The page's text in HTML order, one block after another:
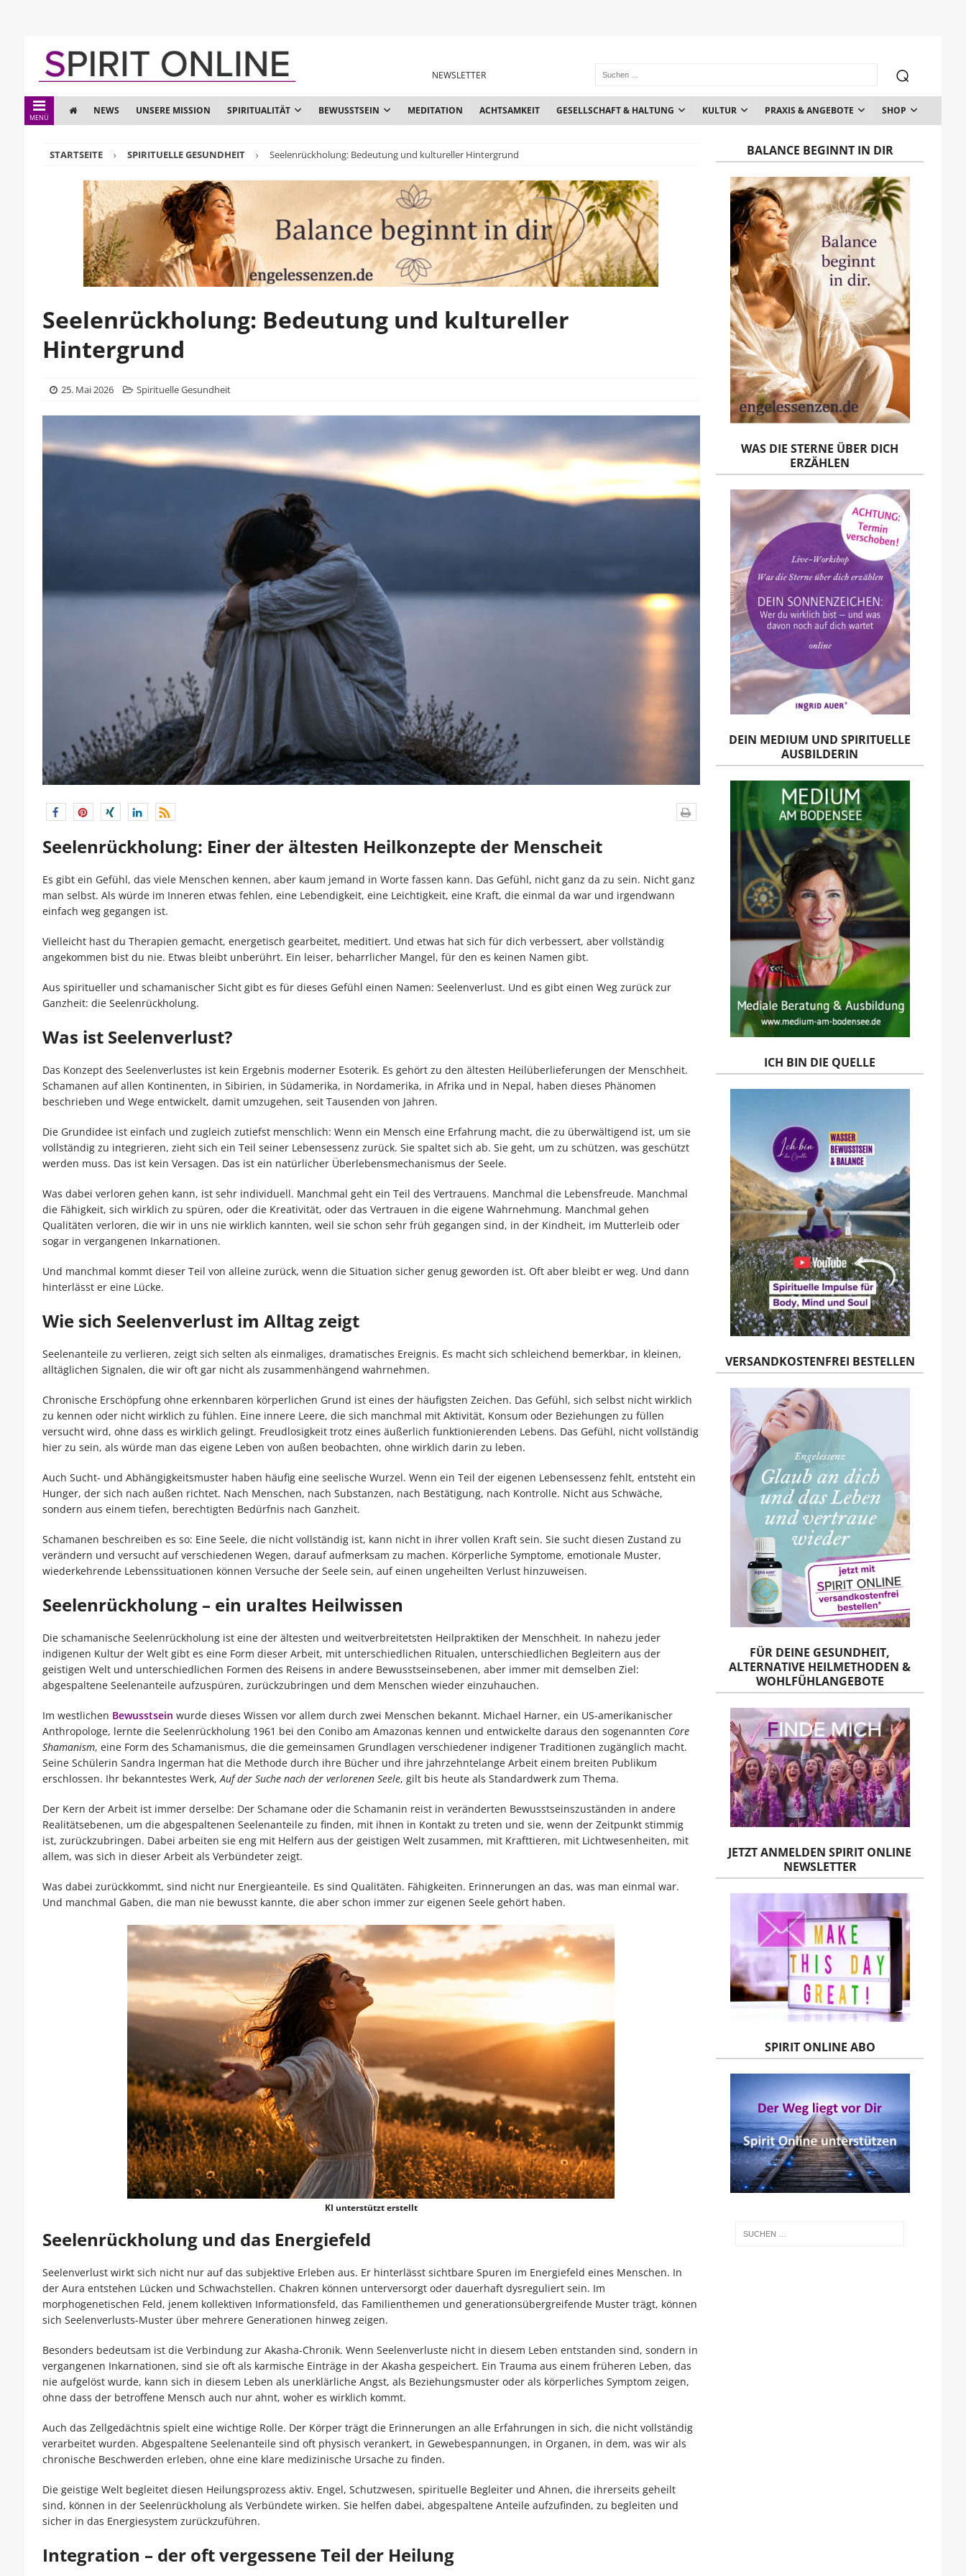
NEWSLETTER
MENÜ
NEWS UNSERE MISSION SPIRITUALITÄT BEWUSSTSEIN MEDITATION ACHTSAMKEIT GESELLSCHAFT & HALTUNG KULTUR PRAXIS & ANGEBOTE SHOP
STARTSEITE SPIRITUELLE GESUNDHEIT Seelenrückholung: Bedeutung und kultureller Hintergrund
Seelenrückholung: Bedeutung und kultureller
Hintergrund
25. Mai 2026 Spirituelle Gesundheit
Seelenrückholung: Einer der ältesten Heilkonzepte der Menscheit
Es gibt ein Gefühl, das viele Menschen kennen, aber kaum jemand in Worte fassen kann. Das Gefühl, nicht ganz da zu sein. Nicht ganz
man selbst. Als würde im Inneren etwas fehlen, eine Lebendigkeit, eine Leichtigkeit, eine Kraft, die einmal da war und irgendwann
einfach weg gegangen ist.
Vielleicht hast du Therapien gemacht, energetisch gearbeitet, meditiert. Und etwas hat sich für dich verbessert, aber vollständig
angekommen bist du nie. Etwas bleibt unberührt. Ein leiser, beharrlicher Mangel, für den es keinen Namen gibt.
Aus spiritueller und schamanischer Sicht gibt es für dieses Gefühl einen Namen: Seelenverlust. Und es gibt einen Weg zurück zur
Ganzheit: die Seelenrückholung.
Was ist Seelenverlust?
Das Konzept des Seelenverlustes ist kein Ergebnis moderner Esoterik. Es gehört zu den ältesten Heilüberlieferungen der Menschheit.
Schamanen auf allen Kontinenten, in Sibirien, in Südamerika, in Nordamerika, in Afrika und in Nepal, haben dieses Phänomen
beschrieben und Wege entwickelt, damit umzugehen, seit Tausenden von Jahren.
Die Grundidee ist einfach und zugleich zutiefst menschlich: Wenn ein Mensch eine Erfahrung macht, die zu überwältigend ist, um sie
vollständig zu integrieren, zieht sich ein Teil seiner Lebensessenz zurück. Sie spaltet sich ab. Sie geht, um zu schützen, was geschützt
werden muss. Das ist kein Versagen. Das ist ein natürlicher Überlebensmechanismus der Seele.
Was dabei verloren gehen kann, ist sehr individuell. Manchmal geht ein Teil des Vertrauens. Manchmal die Lebensfreude. Manchmal
die Fähigkeit, sich wirklich zu spüren, oder die Kreativität, oder das Vertrauen in die eigene Wahrnehmung. Manchmal gehen
Qualitäten verloren, die wir in uns nie wirklich kannten, weil sie schon sehr früh gegangen sind, in der Kindheit, im Mutterleib oder
sogar in vergangenen Inkarnationen.
Und manchmal kommt dieser Teil von alleine zurück, wenn die Situation sicher genug geworden ist. Oft aber bleibt er weg. Und dann
hinterlässt er eine Lücke.
Wie sich Seelenverlust im Alltag zeigt
Seelenanteile zu verlieren, zeigt sich selten als einmaliges, dramatisches Ereignis. Es macht sich schleichend bemerkbar, in kleinen,
alltäglichen Signalen, die wir oft gar nicht als zusammenhängend wahrnehmen.
Chronische Erschöpfung ohne erkennbaren körperlichen Grund ist eines der häufigsten Zeichen. Das Gefühl, sich selbst nicht wirklich
zu kennen oder nicht wirklich zu fühlen. Eine innere Leere, die sich manchmal mit Aktivität, Konsum oder Beziehungen zu füllen
versucht wird, ohne dass es wirklich gelingt. Freudlosigkeit trotz eines äußerlich funktionierenden Lebens. Das Gefühl, nicht vollständig
hier zu sein, als würde man das eigene Leben von außen beobachten, ohne wirklich darin zu leben.
Auch Sucht- und Abhängigkeitsmuster haben häufig eine seelische Wurzel. Wenn ein Teil der eigenen Lebensessenz fehlt, entsteht ein
Hunger, der sich nach außen richtet. Nach Menschen, nach Substanzen, nach Bestätigung, nach Kontrolle. Nicht aus Schwäche,
sondern aus einem tiefen, berechtigten Bedürfnis nach Ganzheit.
Schamanen beschreiben es so: Eine Seele, die nicht vollständig ist, kann nicht in ihrer vollen Kraft sein. Sie sucht diesen Zustand zu
verändern und versucht auf verschiedenen Wegen, darauf aufmerksam zu machen. Körperliche Symptome, emotionale Muster,
wiederkehrende Lebenssituationen können Versuche der Seele sein, auf einen ungeheilten Verlust hinzuweisen.
Seelenrückholung – ein uraltes Heilwissen
Die schamanische Seelenrückholung ist eine der ältesten und weitverbreitetsten Heilpraktiken der Menschheit. In nahezu jeder
indigenen Kultur der Welt gibt es eine Form dieser Arbeit, mit unterschiedlichen Ritualen, unterschiedlichen Begleitern aus der
geistigen Welt und unterschiedlichen Formen des Reisens in andere Bewusstseinsebenen, aber immer mit demselben Ziel:
abgespaltene Seelenanteile aufzuspüren, zurückzubringen und dem Menschen wieder einzuhauchen.
Im westlichen Bewusstsein wurde dieses Wissen vor allem durch zwei Menschen bekannt. Michael Harner, ein US-amerikanischer
Anthropologe, lernte die Seelenrückholung 1961 bei den Conibo am Amazonas kennen und entwickelte daraus den sogenannten Core
Shamanism, eine Form des Schamanismus, die die gemeinsamen Grundlagen verschiedener indigener Traditionen zugänglich macht.
Seine Schülerin Sandra Ingerman hat die Methode durch ihre Bücher und ihre jahrzehntelange Arbeit einem breiten Publikum
erschlossen. Ihr bekanntestes Werk,Auf der Suche nach der verlorenen Seele, gilt bis heute als Standardwerk zum Thema.
Der Kern der Arbeit ist immer derselbe: Der Schamane oder die Schamanin reist in veränderten Bewusstseinszuständen in andere
Realitätsebenen, um die abgespaltenen Seelenanteile zu finden, mit ihnen in Kontakt zu treten und sie, wenn der Zeitpunkt stimmig
ist, zurückzubringen. Dabei arbeiten sie eng mit Helfern aus der geistigen Welt zusammen, mit Krafttieren, mit Lichtwesenheiten, mit
allem, was sich in dieser Arbeit als Verbündeter zeigt.
Was dabei zurückkommt, sind nicht nur Energieanteile. Es sind Qualitäten. Fähigkeiten. Erinnerungen an das, was man einmal war.
Und manchmal Gaben, die man nie bewusst kannte, die aber schon immer zur eigenen Seele gehört haben.
KI unterstützt erstellt
Seelenrückholung und das Energiefeld
Seelenverlust wirkt sich nicht nur auf das subjektive Erleben aus. Er hinterlässt sichtbare Spuren im Energiefeld eines Menschen. In
der Aura entstehen Lücken und Schwachstellen. Chakren können unterversorgt oder dauerhaft dysreguliert sein. Im
morphogenetischen Feld, jenem kollektiven Informationsfeld, das Familienthemen und generationsübergreifende Muster trägt, können
sich Seelenverlusts-Muster über mehrere Generationen hinweg zeigen.
Besonders bedeutsam ist die Verbindung zur Akasha-Chronik. Wenn Seelenverluste nicht in diesem Leben entstanden sind, sondern in
vergangenen Inkarnationen, sind sie oft als karmische Einträge in der Akasha gespeichert. Ein Trauma aus einem früheren Leben, das
nie aufgelöst wurde, kann sich in diesem Leben als unerklärliche Angst, als Beziehungsmuster oder als körperliches Symptom zeigen,
ohne dass der betroffene Mensch auch nur ahnt, woher es wirklich kommt.
Auch das Zellgedächtnis spielt eine wichtige Rolle. Der Körper trägt die Erinnerungen an alle Erfahrungen in sich, die nicht vollständig
verarbeitet wurden. Abgespaltene Seelenanteile sind oft physisch verankert, in Gewebespannungen, in Organen, in dem, was wir als
chronische Beschwerden erleben, ohne eine klare medizinische Ursache zu finden.
Die geistige Welt begleitet diesen Heilungsprozess aktiv. Engel, Schutzwesen, spirituelle Begleiter und Ahnen, die ihrerseits geheilt
sind, können in der Seelenrückholung als Verbündete wirken. Sie helfen dabei, abgespaltene Anteile aufzufinden, zu begleiten und
sicher in das Energiesystem zurückzuführen.
Integration – der oft vergessene Teil der Heilung
BALANCE BEGINNT IN DIR
WAS DIE STERNE ÜBER DICH
ERZÄHLEN
DEIN MEDIUM UND SPIRITUELLE
AUSBILDERIN
ICH BIN DIE QUELLE
VERSANDKOSTENFREI BESTELLEN
FÜR DEINE GESUNDHEIT,
ALTERNATIVE HEILMETHODEN &
WOHLFÜHLANGEBOTE
JETZT ANMELDEN SPIRIT ONLINE
NEWSLETTER
SPIRIT ONLINE ABO